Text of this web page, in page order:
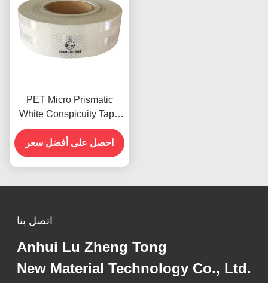
PET Micro Prismatic
White Conspicuity Tape
شريط منعكس للسيارات
معتمد ECE
احصل على أفضل سعر
اتصل بنا
Anhui Lu Zheng Tong
New Material Technology Co., Ltd.